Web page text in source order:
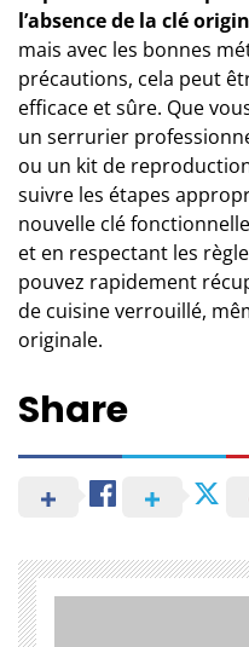
l’absence de la clé
mais avec les bonnes
précautions, cela peut
efficace et sûre. Que
un serrurier
ou un kit de
suivre les étapes
nouvelle clé
et en respectant les
pouvez rapidement
de cuisine verrouillé,
originale.
Share